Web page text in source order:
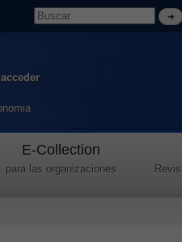
E-Collection
para las organizaciones